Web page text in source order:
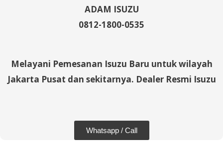
ADAM ISUZU
0812-1800-0535
Melayani Pemesanan Isuzu Baru untuk wilayah
Jakarta Pusat dan sekitarnya. Dealer Resmi Isuzu
Whatsapp / Call